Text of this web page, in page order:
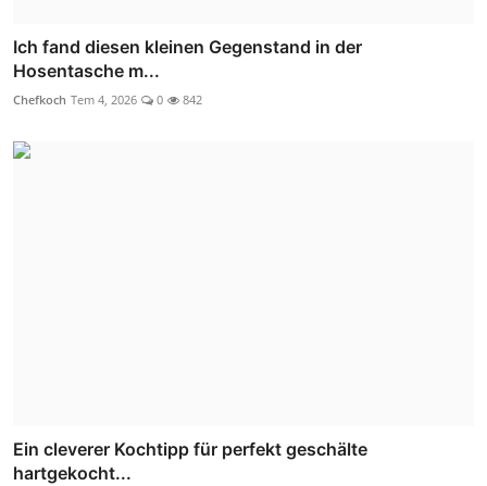
Ich fand diesen kleinen Gegenstand in der
Hosentasche m...
Chefkoch Tem 4, 2026 0 842
Ein cleverer Kochtipp für perfekt geschälte
hartgekocht...